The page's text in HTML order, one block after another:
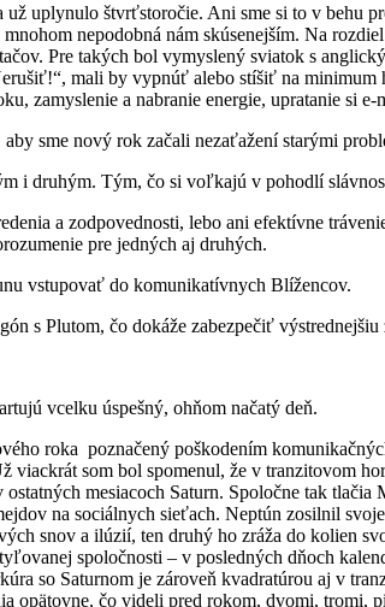
uplynulo štvrťstoročie. Ani sme si to v behu
nepodobná nám skúsenejším. Na
Pre takých bol vymyslený sviatok s
mali by vypnúť alebo stíšiť na
zamyslenie a nabranie energie, upratanie si
sme nový rok začali nezaťažení starými
i druhým. Tým, čo si voľkajú v pohodlí
a zodpovednosti, lebo ani efektívne
pre jedných aj druhých.
vstupovať do komunikatívnych Blížencov.
s Plutom, čo dokáže zabezpečiť
vcelku úspešný, ohňom načatý deň.
roka poznačený poškodením
viackrát som bol spomenul, že v tranzitovom
mesiacoch Saturn. Spoločne tak
na sociálnych sieťach. Neptún zosilnil
snov a ilúzií, ten druhý ho zráža do kolien
spoločnosti – v posledných dňoch
so Saturnom je zároveň kvadratúrou aj v
opätovne, čo videli pred rokom, dvomi,